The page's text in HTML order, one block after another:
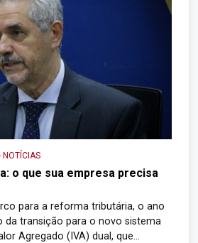
NOTÍCIAS
o que sua empresa precisa
para a reforma tributária, o ano
da transição para o novo sistema
Agregado (IVA) dual, que